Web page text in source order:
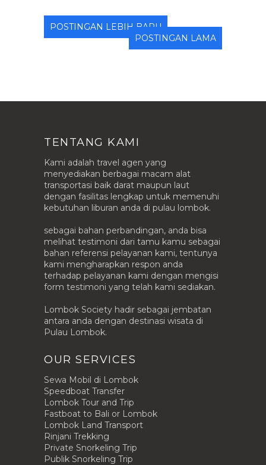
POSTINGAN LEBIH BARU
POSTINGAN LAMA
TENTANG KAMI
Kami adalah travel agen yang
menyediakan berbagai macam alat
transportasi baik darat maupun laut
dengan fasilitas lengkap untuk memenuhi
kebutuhan liburan anda di pulau lombok.
sebagai bahan perbandingan, anda bisa
melihat testimoni dari tamu kamu sebagai
bahan referensi pelayanan kami, tentunya
kami mengharapkan respon anda
terhadap pelayanan kami dengan mengisi
form testimoni yang telah kami sediakan.
Lombok Society hadir sebagai jembatan
antara anda dengan destinasi wisata di
Pulau Lombok.
OUR SERVICES
Sewa Mobil di Lombok
Speedboat Transfer
Lombok Tour and Trip
Fastboat to Bali or Lombok
Lombok Land Transport
Rinjani Trekking
Private Snorkeling Trip
Publik Snorkeling Trip